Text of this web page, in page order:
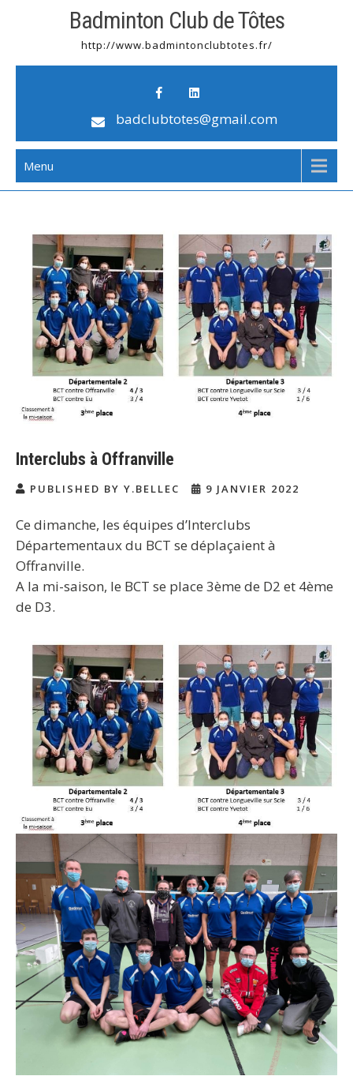
Badminton Club de Tôtes
http://www.badmintonclubtotes.fr/
badclubtotes@gmail.com
Menu
Interclubs à Offranville
PUBLISHED BY Y.BELLEC 9 JANVIER 2022
Ce dimanche, les équipes d’Interclubs
Départementaux du BCT se déplaçaient à
Offranville.
A la mi-saison, le BCT se place 3ème de D2 et 4ème
de D3.